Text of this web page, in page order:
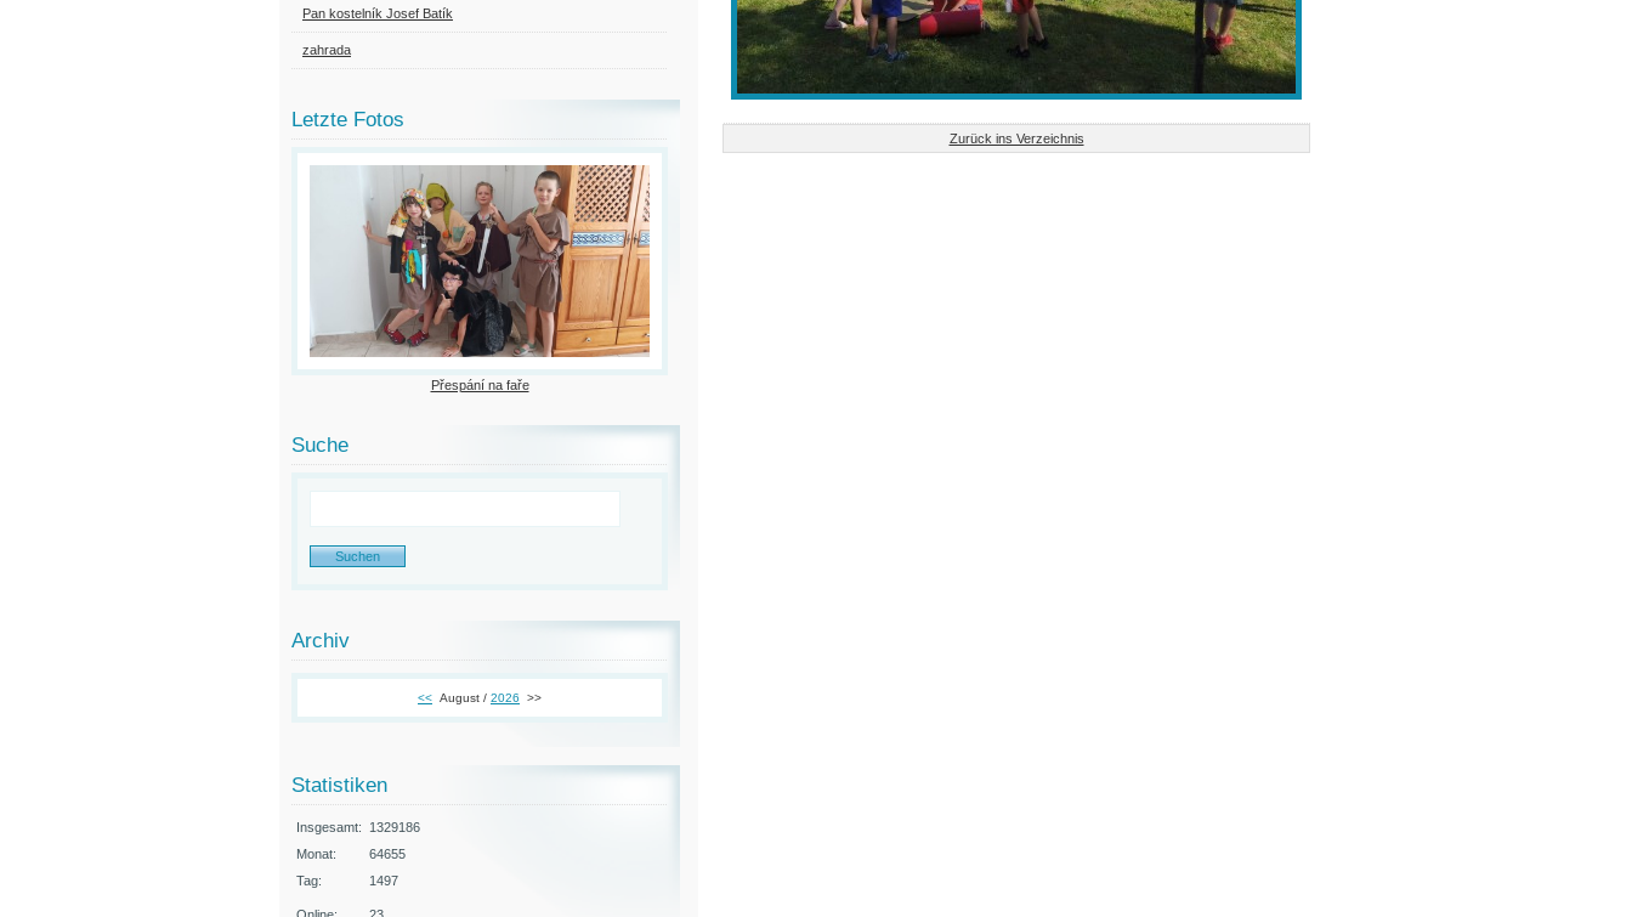
Zurück ins Verzeichnis
Pan kostelník Josef Batík
zahrada
Letzte Fotos
Přespání na faře
Suche
Archiv
<< August / 2026 >>
Statistiken
Insgesamt:
1329186
Monat:
64655
Tag:
1497